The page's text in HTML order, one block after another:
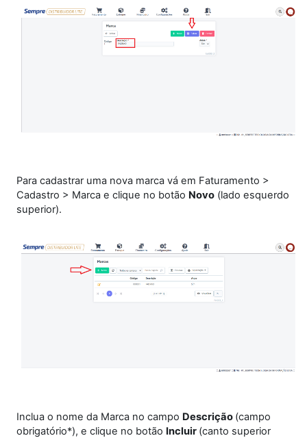
Para cadastrar uma nova marca vá em Faturamento >
Cadastro > Marca e clique no botão Novo (lado esquerdo
superior).
Inclua o nome da Marca no campo Descrição (campo
obrigatório*), e clique no botão Incluir (canto superior